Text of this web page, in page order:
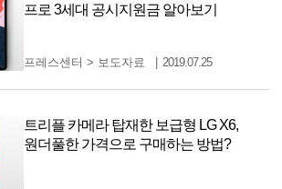
프로 3세대 공시지원금 알아보기
프레스센터 > 보도자료 2019.07.25
트리플 카메라 탑재한 보급형 LG X6,
원더풀한 가격으로 구매하는 방법?